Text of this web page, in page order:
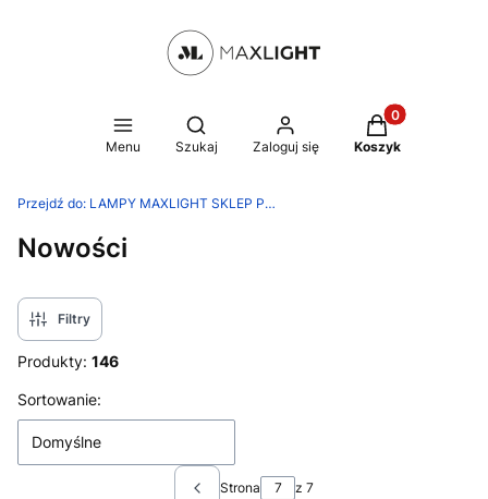
Menu
Otwórz wyszukiwarkę
Szukaj Zaloguj się
Produkty w
Koszyk
Przejdź do: LAMPY MAXLIGHT SKLEP PRODUCENTA
Nowości
Filtry
Produkty: 146
Lista produktów
Sortowanie:
Domyślne
Strona z 7